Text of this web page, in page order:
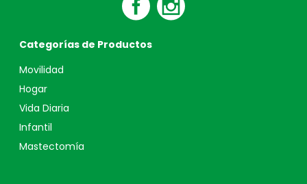
Categorías de Productos
Movilidad
Hogar
Vida Diaria
Infantil
Mastectomía